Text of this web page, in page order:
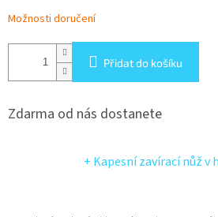
Možnosti doručení
Přidat do košíku
Zdarma od nás dostanete
+ Kapesní zavírací nůžv